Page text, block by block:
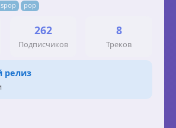
pop
262
Подписчиков
8
Треков
релиз